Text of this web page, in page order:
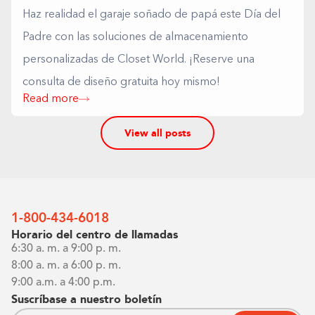
Haz realidad el garaje soñado de papá este Día del
Padre con las soluciones de almacenamiento
personalizadas de Closet World. ¡Reserve una
consulta de diseño gratuita hoy mismo!
Read more
View all posts
1-800-434-6018
Horario del centro de llamadas
6:30 a. m. a 9:00 p. m.
8:00 a. m. a 6:00 p. m.
9:00 a.m. a 4:00 p.m.
Suscríbase a nuestro boletín